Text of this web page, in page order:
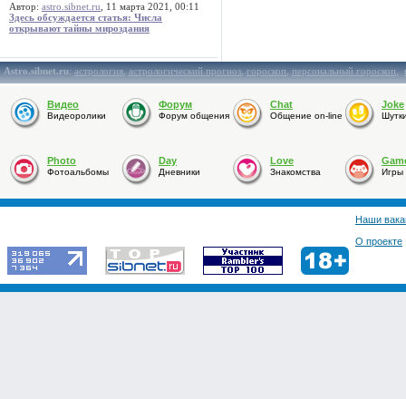
Автор: astro.sibnet.ru , 11 марта 2021, 00:11
Здесь обсуждается статья: Числа
открывают тайны мироздания
Astro.sibnet.ru:астрология,астрологический прогноз,гороскоп,персональный гороскоп,
Видео
Видеоролики
Форум
Форум общения
Chat
Общение on-line
Joke
Photo
Фотоальбомы
Day
Дневники
Love
Знакомства Игры
Наши
О проекте